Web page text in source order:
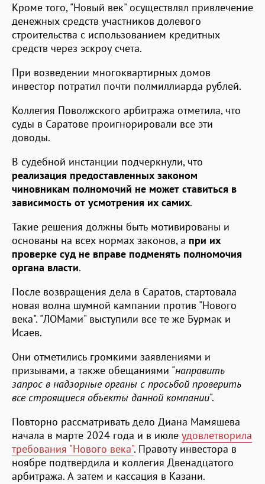
Кроме того, "Новый век" осуществлял привлечение
денежных средств участников долевого
строительства с использованием кредитных
средств через эскроу счета.
При возведении многоквартирных домов
инвестор потратил почти полмиллиарда рублей.
Коллегия Поволжского арбитража отметила, что
суды в Саратове проигнорировали все эти
доводы.
В судебной инстанции подчеркнули, что
реализация предоставленных законом
чиновникам полномочий не может ставиться в
зависимость от усмотрения их самих.
Такие решения должны быть мотивированы и
основаны на всех нормах законов, а при их
проверке суд не вправе подменять полномочия
органа власти.
После возвращения дела в Саратов, стартовала
новая волна шумной кампании против "Нового
века". "ЛОМами" выступили все те же Бурмак и
Исаев.
Они отметились громкими заявлениями и
призывами, а также обещаниями "направить
запрос в надзорные органы с просьбой проверить
все строящиеся объекты данной компании".
Повторно рассматривать дело Диана Мамяшева
начала в марте 2024 года и в июле удовлетворила
требования "Нового века". Правоту инвестора в
ноябре подтвердила и коллегия Двенадцатого
арбитража. А затем и кассация в Казани.